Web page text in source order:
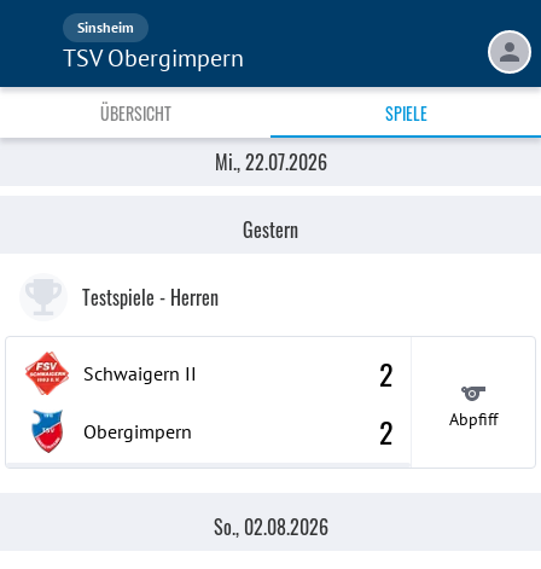
Sinsheim
TSV Obergimpern
ÜBERSICHT SPIELE
Aktuelle Spiele Vergangene Spiele
Gestern
Testspiele - Herren
Schwaigern II
Obergimpern
2
2
Abpfiff
So., 02.08.2026
So., 02.08.2026
Sa., 01.08.2026
So., 26.07.2026
Sa., 25.07.2026
Mi., 22.07.2026